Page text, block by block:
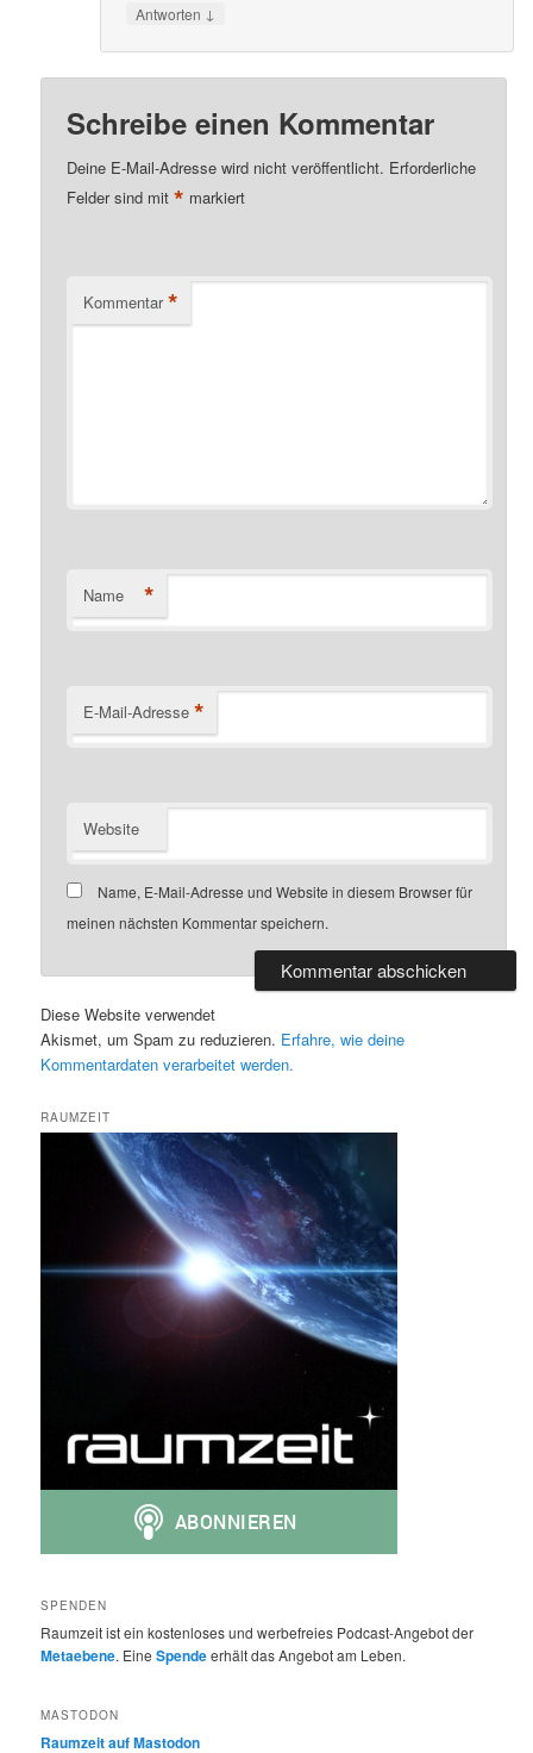
Antworten ↓
Schreibe einen Kommentar
Deine E-Mail-Adresse wird nicht veröffentlicht. Erforderliche
Felder sind mit* markiert
Kommentar *
Name *
E-Mail-Adresse *
Website
Name, E-Mail-Adresse und Website in diesem Browser für
meinen nächsten Kommentar speichern.
Diese Website verwendet
Akismet, um Spam zu reduzieren. Erfahre, wie deine
Kommentardaten verarbeitet werden.
RAUMZEIT
SPENDEN
Raumzeit ist ein kostenloses und werbefreies Podcast-Angebot der
Metaebene. EineSpendeerhält das Angebot am Leben.
MASTODON
Raumzeit auf Mastodon